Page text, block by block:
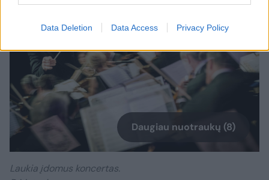
Data Deletion Data Access Privacy Policy
Daugiau nuotraukų (8)
Laukia įdomus koncertas.